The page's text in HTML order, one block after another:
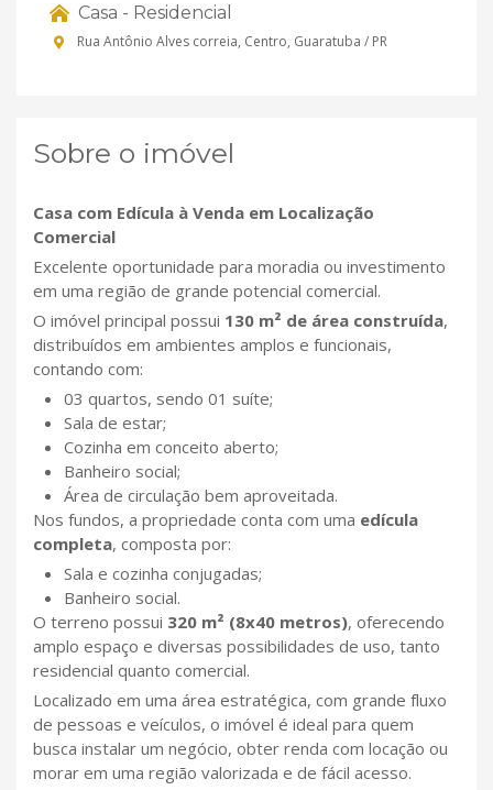
Casa - Residencial
Rua Antônio Alves correia, Centro, Guaratuba / PR
Sobre o imóvel
Casa com Edícula à Venda em Localização
Comercial
Excelente oportunidade para moradia ou investimento
em uma região de grande potencial comercial.
O imóvel principal possui 130 m² de área construída,
distribuídos em ambientes amplos e funcionais,
contando com:
03 quartos, sendo 01 suíte;
Sala de estar;
Cozinha em conceito aberto;
Banheiro social;
Área de circulação bem aproveitada.
Nos fundos, a propriedade conta com uma edícula
completa, composta por:
Sala e cozinha conjugadas;
Banheiro social.
O terreno possui 320 m² (8x40 metros), oferecendo
amplo espaço e diversas possibilidades de uso, tanto
residencial quanto comercial.
Localizado em uma área estratégica, com grande fluxo
de pessoas e veículos, o imóvel é ideal para quem
busca instalar um negócio, obter renda com locação ou
morar em uma região valorizada e de fácil acesso.